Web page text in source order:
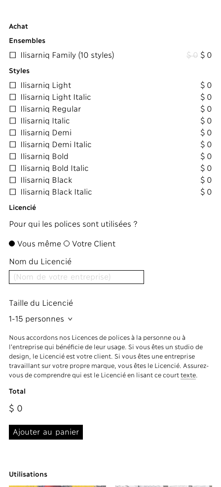
Achat
Ensembles
Ilisarniq Family (10 styles) $ 0 $ 0
Styles
Ilisarniq Light
$ 0
Ilisarniq Light Italic
$ 0
Ilisarniq Regular
$ 0
Ilisarniq Italic
$ 0
Ilisarniq Demi
$ 0
Ilisarniq Demi Italic
$ 0
Ilisarniq Bold
$ 0
Ilisarniq Bold Italic
$ 0
Ilisarniq Black
$ 0
Ilisarniq Black Italic
$ 0
Licencié
Pour qui les polices sont utilisées ?
Vous même Votre Client
Nom du Licencié
Taille du Licencié
1-15 personnes
Nous accordons nos Licences de polices à la personne ou à
l'entreprise qui bénéficie de leur usage. Si vous êtes un studio de
design, le Licencié est votre client. Si vous êtes une entreprise
travaillant sur votre propre marque, vous êtes le Licencié. Assurez-
vous de comprendre qui est le Licencié en lisant ce court texte.
Total
$ 0
Utilisations